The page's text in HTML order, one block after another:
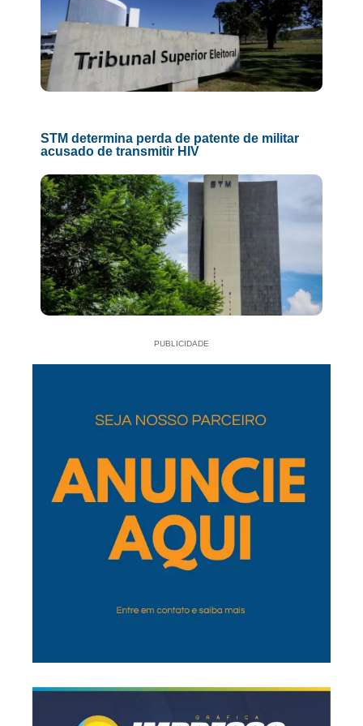
STM determina perda de patente de militar
acusado de transmitir HIV
PUBLICIDADE